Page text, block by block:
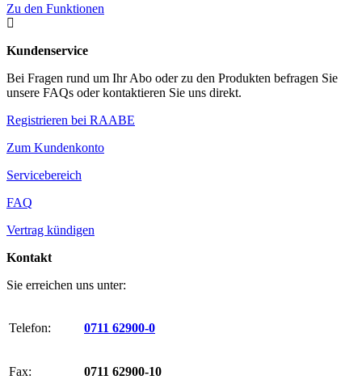
Zu den Funktionen

Kundenservice
Bei Fragen rund um Ihr Abo oder zu den Produkten befragen Sie
unsere FAQs oder kontaktieren Sie uns direkt.
Registrieren bei RAABE
Zum Kundenkonto
Servicebereich
FAQ
Vertrag kündigen
Kontakt
Sie erreichen uns unter:
Telefon: 0711 62900-0
Fax: 0711 62900-10